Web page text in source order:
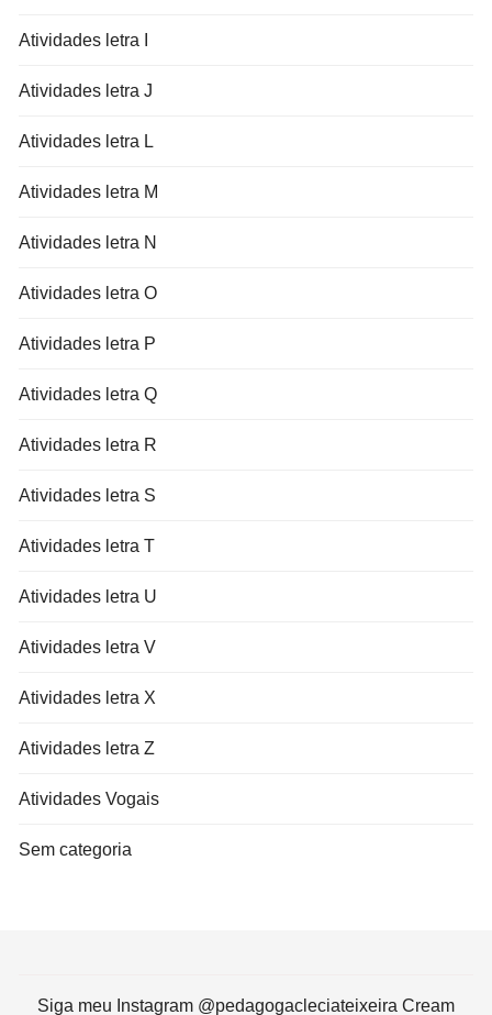
Atividades letra I
Atividades letra J
Atividades letra L
Atividades letra M
Atividades letra N
Atividades letra O
Atividades letra P
Atividades letra Q
Atividades letra R
Atividades letra S
Atividades letra T
Atividades letra U
Atividades letra V
Atividades letra X
Atividades letra Z
Atividades Vogais
Sem categoria
Siga meu Instagram @pedagogacleciateixeira Cream